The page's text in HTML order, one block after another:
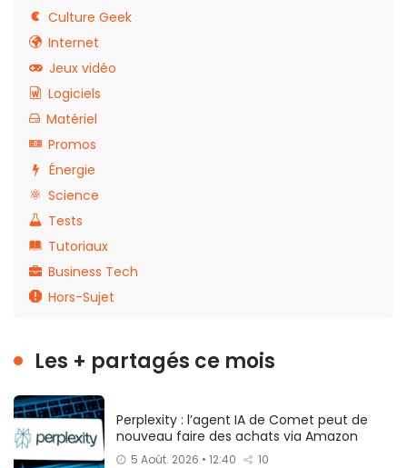
Culture Geek
Internet
Jeux vidéo
Logiciels
Matériel
Promos
Énergie
Science
Tests
Tutoriaux
Business Tech
Hors-Sujet
Les + partagés ce mois
Perplexity : l’agent IA de Comet peut de
nouveau faire des achats via Amazon
5 Août. 2026 • 12:40 10